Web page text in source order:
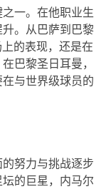
一。在他职业生
。从巴萨到巴黎
的表现，还是在
巴黎圣日耳曼，
与世界级球员的
努力与挑战逐步
的巨星，内马尔